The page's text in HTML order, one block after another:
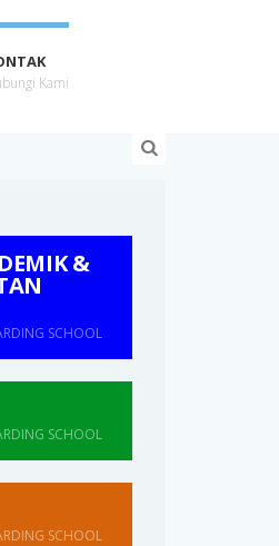
Kami
&
SCHOOL
SCHOOL
SCHOOL